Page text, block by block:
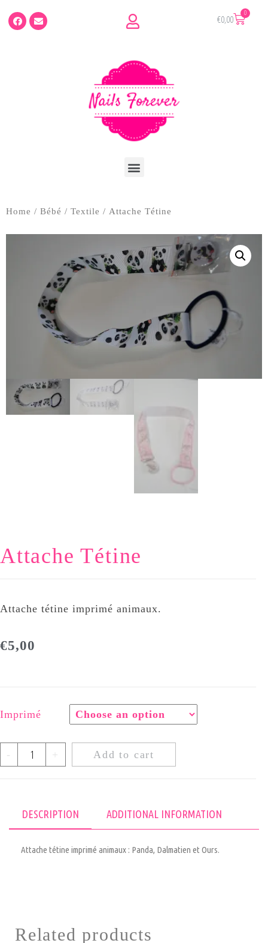
€0,00
Home / Bébé / Textile / Attache Tétine
Attache Tétine
Attache tétine imprimé animaux.
€5,00
Imprimé
- + Add to cart
DESCRIPTION ADDITIONAL INFORMATION
Attache tétine imprimé animaux : Panda, Dalmatien et Ours.
Related products